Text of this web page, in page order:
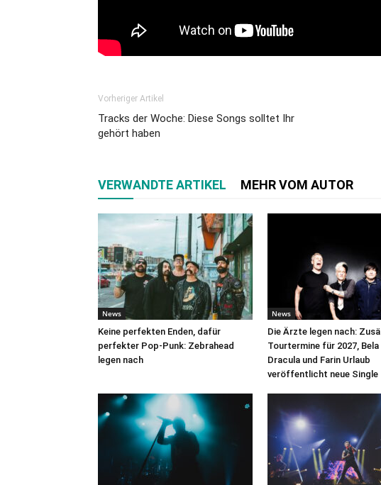
Vorheriger Artikel
Tracks der Woche: Diese Songs solltet Ihr
gehört haben
VERWANDTE ARTIKEL MEHR VOM AUTOR
News
Keine perfekten Enden, dafür
perfekter Pop-Punk: Zebrahead
legen nach
News
Die Ärzte legen nach:
Tourtermine für 2027, Bela
Dracula und Farin Urlaub
veröffentlicht neue Single